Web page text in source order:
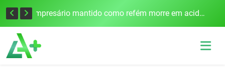
Empresário mantido como refém morre em acidente após assalto em Cerro Largo Cobrança do estacionamento rotativo começará em 10 dias em Frederico Westphalen